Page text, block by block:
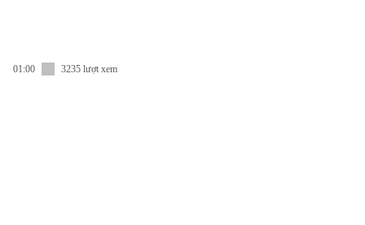
01:00 3235 lượt xem